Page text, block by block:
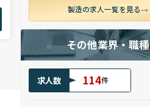
製造の求人一覧を見る
その他業界・職種
求人数 114件